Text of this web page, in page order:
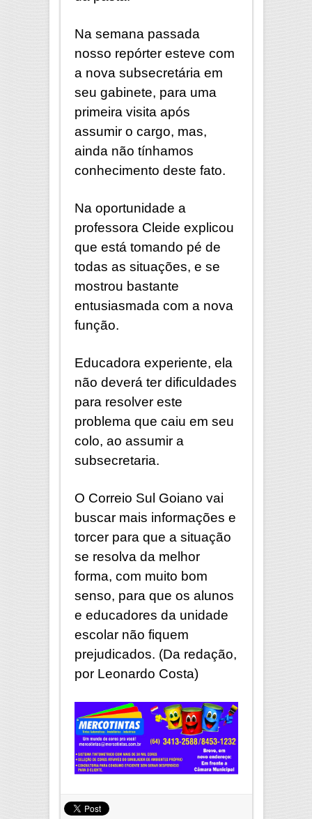
Na semana passada
nosso repórter esteve com
a nova subsecretária em
seu gabinete, para uma
primeira visita após
assumir o cargo, mas,
ainda não tínhamos
conhecimento deste fato.
Na oportunidade a
professora Cleide explicou
que está tomando pé de
todas as situações, e se
mostrou bastante
entusiasmada com a nova
função.
Educadora experiente, ela
não deverá ter dificuldades
para resolver este
problema que caiu em seu
colo, ao assumir a
subsecretaria.
O Correio Sul Goiano vai
buscar mais informações e
torcer para que a situação
se resolva da melhor
forma, com muito bom
senso, para que os alunos
e educadores da unidade
escolar não fiquem
prejudicados. (Da redação,
por Leonardo Costa)